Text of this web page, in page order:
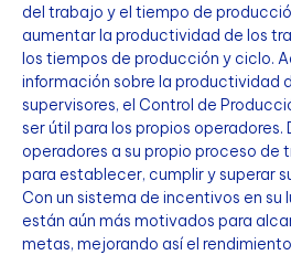
del trabajo y el tiempo de
aumentar la productividad de los
los tiempos de producción y ciclo.
información sobre la productividad
supervisores, el Control de
ser útil para los propios operadores.
operadores a su propio proceso de
para establecer, cumplir y superar
Con un sistema de incentivos en su
están aún más motivados para
metas, mejorando así el